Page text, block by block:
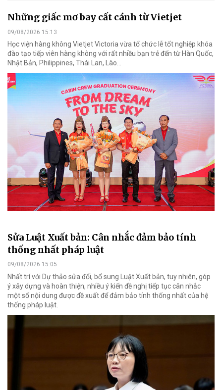
Những giấc mơ bay cất cánh từ Vietjet
09/08/2026 15:13
Học viện hàng không Vietjet Victoria vừa tổ chức lễ tốt nghiệp khóa
đào tạo tiếp viên hàng không với rất nhiều bạn trẻ đến từ Hàn Quốc,
Nhật Bản, Philippines, Thái Lan, Lào…
Sửa Luật Xuất bản: Cân nhắc đảm bảo tính
thống nhất pháp luật
09/08/2026 15:05
Nhất trí với Dự thảo sửa đổi, bổ sung Luật Xuất bản, tuy nhiên, góp
ý xây dựng và hoàn thiện, nhiều ý kiến đề nghị tiếp tục cân nhắc
một số nội dung được đề xuất để đảm bảo tính thống nhất của hệ
thống pháp luật.